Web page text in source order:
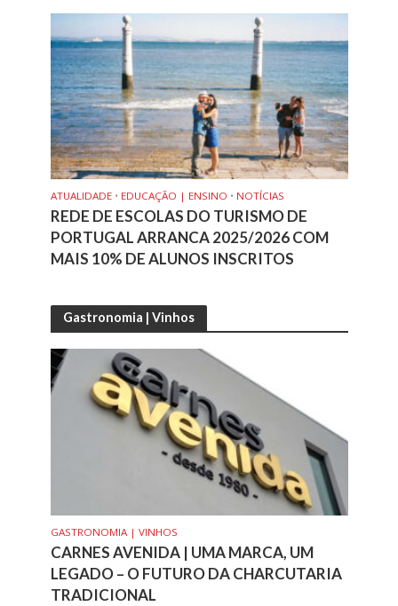
ATUALIDADE • EDUCAÇÃO | ENSINO • NOTÍCIAS
REDE DE ESCOLAS DO TURISMO DE
PORTUGAL ARRANCA 2025/2026 COM
MAIS 10% DE ALUNOS INSCRITOS
Gastronomia | Vinhos
GASTRONOMIA | VINHOS
CARNES AVENIDA | UMA MARCA, UM
LEGADO – O FUTURO DA CHARCUTARIA
TRADICIONAL